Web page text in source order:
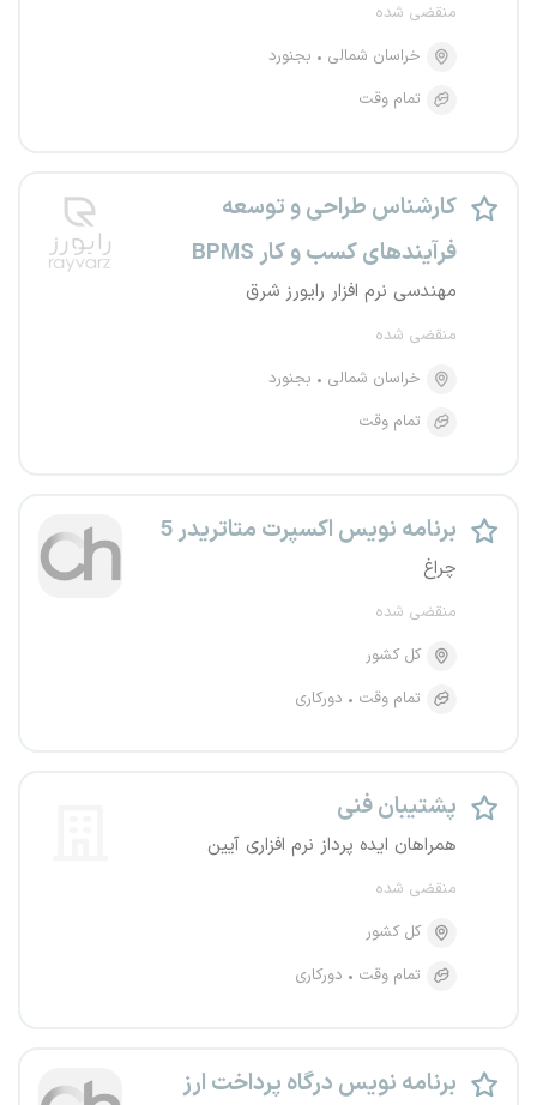
منقضی شده
خراسان شمالی
بجنورد
تمام وقت
کارشناس طراحی و توسعه
فرآیندهای کسب و کار BPMS
مهندسی نرم افزار رایورز شرق
منقضی شده
خراسان شمالی
بجنورد
تمام وقت
برنامه نویس اکسپرت متاتریدر 5
چراغ
منقضی شده
کل کشور
تمام وقت
دورکاری
پشتیبان فنی
همراهان ایده پرداز نرم افزاری آیین
منقضی شده
کل کشور
تمام وقت
دورکاری
برنامه نویس درگاه پرداخت ارز